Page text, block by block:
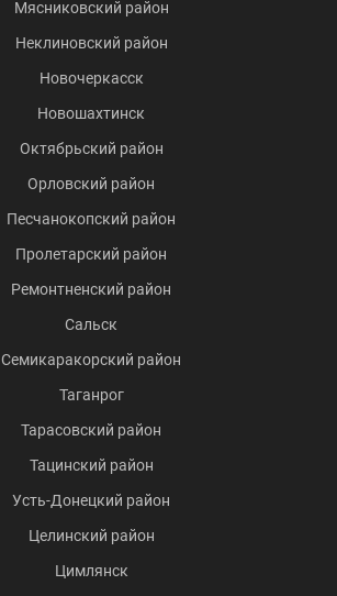
Мясниковский район
Неклиновский район
Новочеркасск
Новошахтинск
Октябрьский район
Орловский район
Песчанокопский район
Пролетарский район
Ремонтненский район
Сальск
Семикаракорский район
Таганрог
Тарасовский район
Тацинский район
Усть-Донецкий район
Целинский район
Цимлянск